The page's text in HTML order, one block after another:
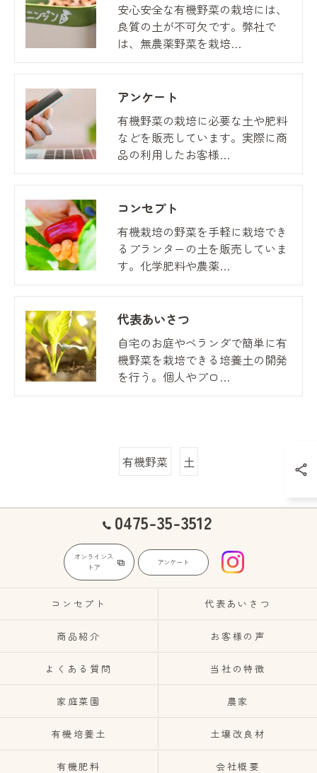
安心安全な有機野菜の栽培には、
良質の土が不可欠です。弊社で
は、無農薬野菜を栽培…
アンケート
有機野菜の栽培に必要な土や肥料
などを販売しています。実際に商
品の利用したお客様…
コンセプト
有機栽培の野菜を手軽に栽培でき
るプランターの土を販売していま
す。化学肥料や農薬…
代表あいさつ
自宅のお庭やベランダで簡単に有
機野菜を栽培できる培養土の開発
を行う。個人やプロ…
有機野菜 土
0475-35-3512
オンラインス
トア
アンケート
コンセプト 代表あいさつ
商品紹介 お客様の声
よくある質問 当社の特徴
家庭菜園 農家
有機培養土 土壌改良材
有機肥料 会社概要